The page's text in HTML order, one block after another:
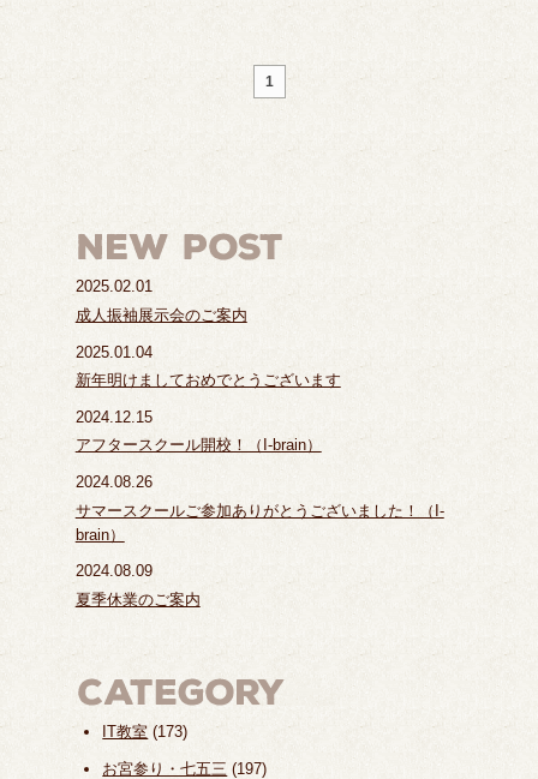
1
2025.02.01
成人振袖展示会のご案内
2025.01.04
新年明けましておめでとうございます
2024.12.15
アフタースクール開校！（I-brain）
2024.08.26
サマースクールご参加ありがとうございました！（I-
brain）
2024.08.09
夏季休業のご案内
IT教室 (173)
お宮参り・七五三 (197)